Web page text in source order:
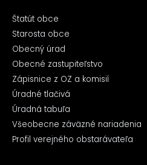
Štatút obce
Starosta obce
Obecný úrad
Obecné zastupiteľstvo
Zápisnice z OZ a komisií
Úradné tlačivá
Úradná tabuľa
Všeobecne záväzné nariadenia
Profil verejného obstarávateľa